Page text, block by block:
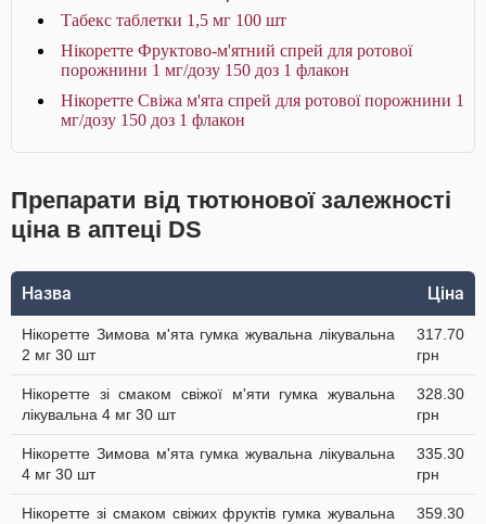
Табекс таблетки 1,5 мг 100 шт
Нікоретте Фруктово-м'ятний спрей для ротової
порожнини 1 мг/дозу 150 доз 1 флакон
Нікоретте Свіжа м'ята спрей для ротової порожнини 1
мг/дозу 150 доз 1 флакон
Препарати від тютюнової залежності
ціна в аптеці DS
Назва Ціна
Нікоретте Зимова м'ята гумка жувальна лікувальна
2 мг 30 шт
317.70
грн
Нікоретте зі смаком свіжої м'яти гумка жувальна
лікувальна 4 мг 30 шт
328.30
грн
Нікоретте Зимова м'ята гумка жувальна лікувальна
4 мг 30 шт
335.30
грн
Нікоретте зі смаком свіжих фруктів гумка жувальна
359.30